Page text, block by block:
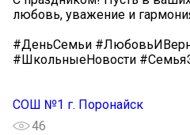
любовь, уважение и
#ДеньСемьи
#ШкольныеНовости
СОШ №1 г. Поронайск
46